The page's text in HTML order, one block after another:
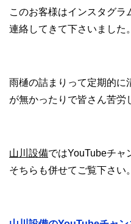
このお客様はインスタグラ
連絡してきて下さいました。
雨樋の詰まりって定期的に
が無かったりで皆さん苦労
山川設備ではYouTubeチャ
そちらも併せてご覧下さい。